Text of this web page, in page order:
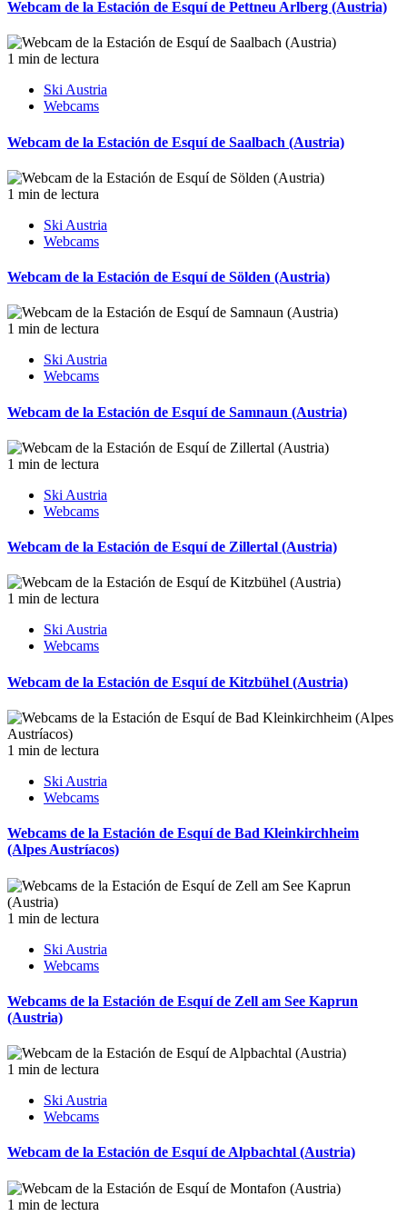
Webcam de la Estación de Esquí de Pettneu Arlberg (Austria)
1 min de lectura
Ski Austria
Webcams
Webcam de la Estación de Esquí de Saalbach (Austria)
1 min de lectura
Ski Austria
Webcams
Webcam de la Estación de Esquí de Sölden (Austria)
1 min de lectura
Ski Austria
Webcams
Webcam de la Estación de Esquí de Samnaun (Austria)
1 min de lectura
Ski Austria
Webcams
Webcam de la Estación de Esquí de Zillertal (Austria)
1 min de lectura
Ski Austria
Webcams
Webcam de la Estación de Esquí de Kitzbühel (Austria)
1 min de lectura
Ski Austria
Webcams
Webcams de la Estación de Esquí de Bad Kleinkirchheim
(Alpes Austríacos)
1 min de lectura
Ski Austria
Webcams
Webcams de la Estación de Esquí de Zell am See Kaprun
(Austria)
1 min de lectura
Ski Austria
Webcams
Webcam de la Estación de Esquí de Alpbachtal (Austria)
1 min de lectura